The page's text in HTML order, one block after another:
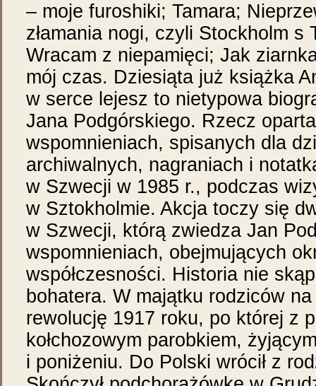
– moje furoshiki; Tamara;
złamania nogi, czyli Stockholm s
Wracam z niepamięci; Jak
mój czas. Dziesiąta już książka
w serce lejesz to nietypowa
Jana Podgórskiego. Rzecz
wspomnieniach, spisanych dla
archiwalnych, nagraniach i
w Szwecji w 1985 r., podczas
w Sztokholmie. Akcja toczy się
w Szwecji, którą zwiedza Jan
wspomnieniach, obejmujących
współczesności. Historia nie
bohatera. W majątku rodziców na
rewolucję 1917 roku, po której z
kołchozowym parobkiem,
i poniżeniu. Do Polski wrócił z